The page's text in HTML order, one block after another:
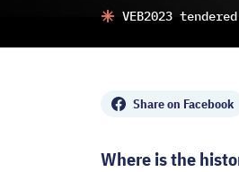
VEB2023
Share on Facebook
Where is the